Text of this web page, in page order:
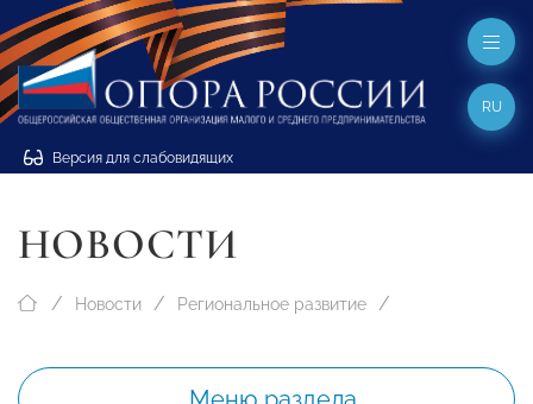
Версия для слабовидящих
RU
НОВОСТИ
Новости Региональное развитие